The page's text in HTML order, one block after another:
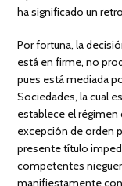
ha significado un
Por fortuna, la
está en firme, no
pues está mediada
Sociedades, la cual
establece el
excepción de orden
presente título
competentes
manifiestamente